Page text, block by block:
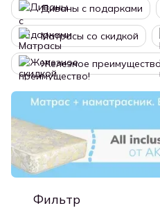
Диваны с подарками
Матрасы со скидкой
Фильтр